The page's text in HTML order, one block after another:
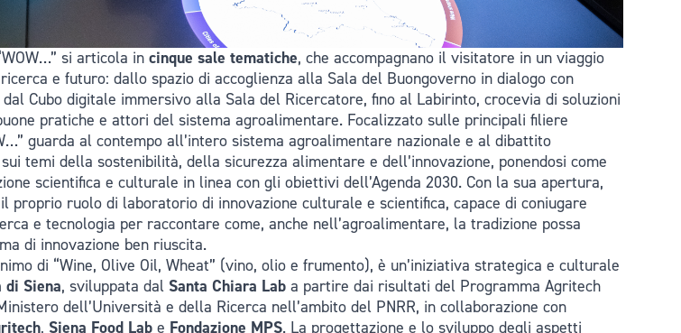
si articola in cinque sale tematiche, che accompagnano il visitatore in un viaggio
e futuro: dallo spazio di accoglienza alla Sala del Buongoverno in dialogo con
dal Cubo digitale immersivo alla Sala del Ricercatore, fino al Labirinto, crocevia di soluzioni
pratiche e attori del sistema agroalimentare. Focalizzato sulle principali filiere
guarda al contempo all’intero sistema agroalimentare nazionale e al dibattito
temi della sostenibilità, della sicurezza alimentare e dell’innovazione, ponendosi come
scientifica e culturale in linea con gli obiettivi dell’Agenda 2030. Con la sua apertura,
proprio ruolo di laboratorio di innovazione culturale e scientifica, capace di coniugare
e tecnologia per raccontare come, anche nell’agroalimentare, la tradizione possa
di innovazione ben riuscita.
di “Wine, Olive Oil, Wheat” (vino, olio e frumento), è un’iniziativa strategica e culturale
Siena, sviluppata dal Santa Chiara Lab a partire dai risultati del Programma Agritech
dell’Università e della Ricerca nell’ambito del PNRR, in collaborazione con
, Siena Food Lab e Fondazione MPS. La progettazione e lo sviluppo degli aspetti